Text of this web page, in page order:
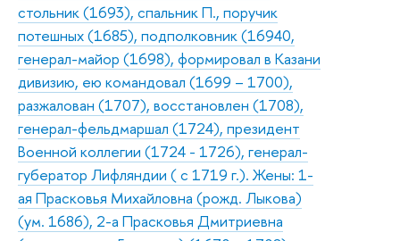
стольник (1693), спальник П., поручик
потешных (1685), подполковник (16940,
генерал-майор (1698), формировал в Казани
дивизию, ею командовал (1699 – 1700),
разжалован (1707), восстановлен (1708),
генерал-фельдмаршал (1724), президент
Военной коллегии (1724 - 1726), генерал-
губератор Лифляндии ( с 1719 г.). Жены: 1-
ая Прасковья Михайловна (рожд. Лыкова)
(ум. 1686), 2-а Прасковья Дмитриевна